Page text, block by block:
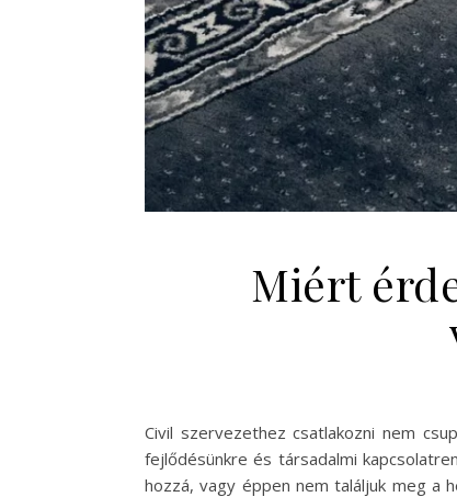
Miért
Civil szervezethez csatlakozni nem
fejlődésünkre és társadalmi
hozzá, vagy éppen nem találjuk meg a